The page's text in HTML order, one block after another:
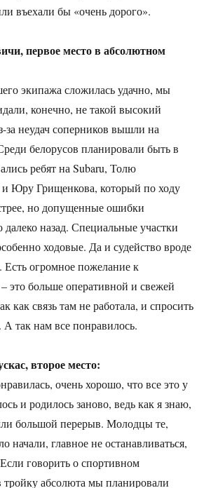
въехали бы «очень дорого».
первое место в абсолютном
экипажа сложилась удачно, мы
конечно, не такой высокий
за неудач соперников вышли на
белорусов планировали быть в
ребят на Subaru, Толю
Юру Грищенкова, который по ходу
но допущенные ошибки
далеко назад. Специальные участки
ходовые. Да и судейство вроде
Есть огромное пожелание к
это больше оперативной и свежей
как связь там не работала, и спросить
А так нам все понравилось.
второе место:
очень хорошо, что все это у
и родилось заново, ведь как я знаю,
большой перерыв. Молодцы те,
начали, главное не останавливаться,
говорить о спортивном
тройку абсолюта мы планировали